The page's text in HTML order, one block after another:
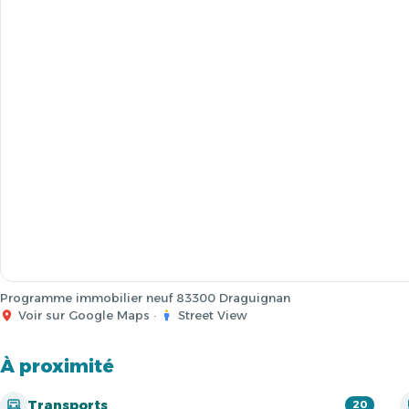
Programme immobilier neuf 83300 Draguignan
Voir sur Google Maps · Street View
À proximité
Transports 20